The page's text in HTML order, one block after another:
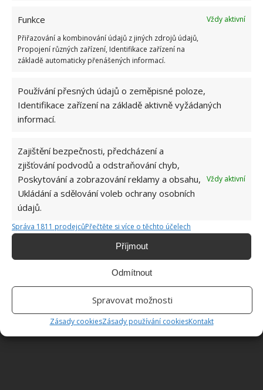
Funkce
Vždy aktivní
Přiřazování a kombinování údajů z jiných zdrojů údajů,
Propojení různých zařízení, Identifikace zařízení na
základě automaticky přenášených informací.
Používání přesných údajů o zeměpisné poloze,
Identifikace zařízení na základě aktivně vyžádaných
informací.
Zajištění bezpečnosti, předcházení a
zjišťování podvodů a odstraňování chyb,
Poskytování a zobrazování reklamy a obsahu,
Ukládání a sdělování voleb ochrany osobních
údajů.
Vždy aktivní
Správa 1811 prodejcůPřečtěte si více o těchto účelech
Příjmout
Odmítnout
Spravovat možnosti
Zásady cookiesZásady používání cookiesKontakt
Vosk na čištění aut i pro brýle
Tento přípravek na údržbu laku auta je vhodný i pro
Namočte kus bavlny do tekutého vosku a vyleštěte
všechny oděrky, které vaše brýle trápí.V tomto
případě je neoplachujte
roztokem určeným k leštění auta. Sklíčka od brýlí
budou zářivě lesklá a bez jediné vady.
Zdroj: Goodhousekeeping,Healthline